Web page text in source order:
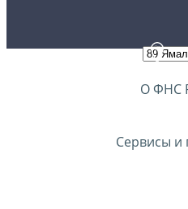
О ФНС
Сервисы и